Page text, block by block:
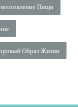
Пищи
Образ Жизни